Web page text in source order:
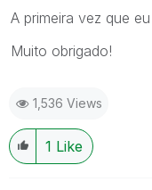
A primeira vez que
Muito obrigado!
1,536 Views
1 Like